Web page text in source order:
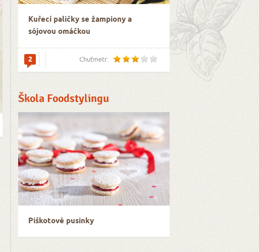
Kuřecí paličky se žampiony a
sójovou omáčkou
2 Chuťmetr:
Škola Foodstylingu
Piškotové pusinky